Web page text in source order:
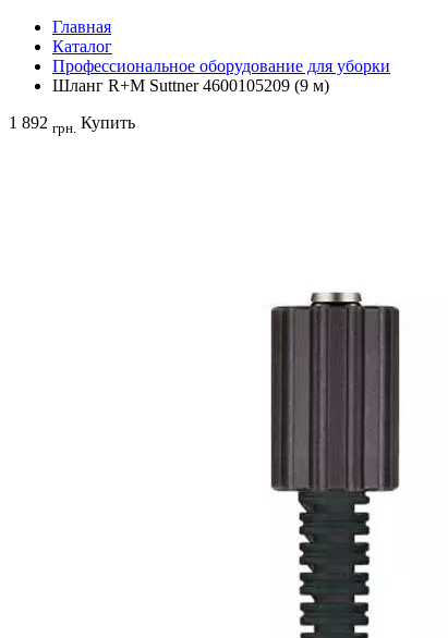
Главная
Каталог
Профессиональное оборудование для уборки
Шланг R+M Suttner 4600105209 (9 м)
1 892 грн. Купить